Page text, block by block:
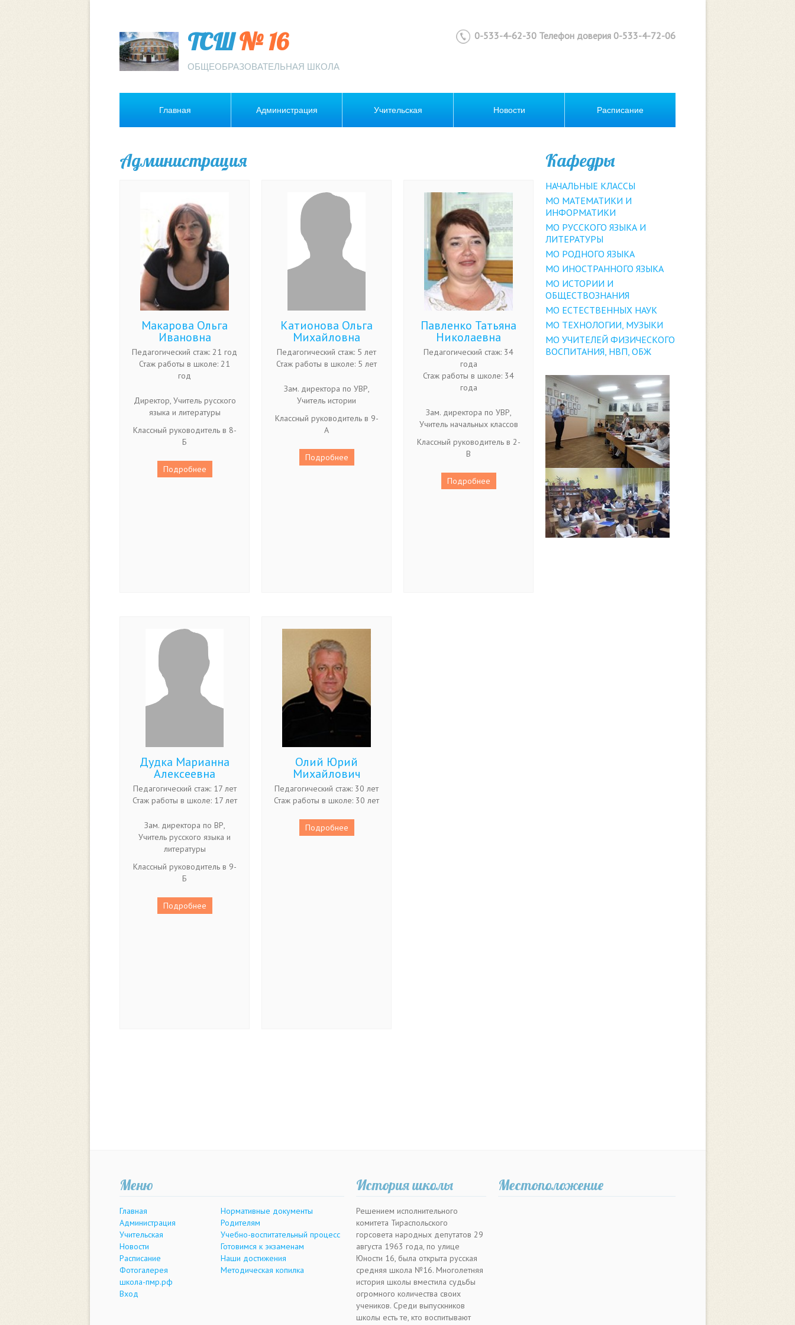
ТСШ№ 16
ОБЩЕОБРАЗОВАТЕЛЬНАЯ ШКОЛА
0-533-4-62-30 Телефон доверия 0-533-4-72-06
Главная Администрация Учительская Новости Расписание
Администрация
Макарова Ольга
Ивановна
Педагогический стаж: 21 год
Стаж работы в школе: 21
год
Директор, Учитель русского
языка и литературы
Классный руководитель в 8-
Б
Подробнее
Катионова Ольга
Михайловна
Педагогический стаж: 5 лет
Стаж работы в школе: 5 лет
Зам. директора по УВР,
Учитель истории
Классный руководитель в 9-
А
Подробнее
Павленко Татьяна
Николаевна
Педагогический стаж: 34
года
Стаж работы в школе: 34
года
Зам. директора по УВР,
Учитель начальных классов
Классный руководитель в 2-
В
Подробнее
Дудка Марианна
Алексеевна
Педагогический стаж: 17 лет
Стаж работы в школе: 17 лет
Зам. директора по ВР,
Учитель русского языка и
литературы
Классный руководитель в 9-
Б
Подробнее
Олий Юрий
Михайлович
Педагогический стаж: 30 лет
Стаж работы в школе: 30 лет
Подробнее
Кафедры
НАЧАЛЬНЫЕ КЛАССЫ
МО МАТЕМАТИКИ И
ИНФОРМАТИКИ
МО РУССКОГО ЯЗЫКА И
ЛИТЕРАТУРЫ
МО РОДНОГО ЯЗЫКА
МО ИНОСТРАННОГО ЯЗЫКА
МО ИСТОРИИ И
ОБЩЕСТВОЗНАНИЯ
МО ЕСТЕСТВЕННЫХ НАУК
МО ТЕХНОЛОГИИ, МУЗЫКИ
МО УЧИТЕЛЕЙ ФИЗИЧЕСКОГО
ВОСПИТАНИЯ, НВП, ОБЖ
Меню
Главная
Администрация
Учительская
Новости
Расписание
Фотогалерея
школа-пмр.рф
Вход
Нормативные документы
Родителям
Учебно-воспитательный процесс
Готовимся к экзаменам
Наши достижения
Методическая копилка
История школы
Решением исполнительного
комитета Тираспольского
горсовета народных депутатов 29
августа 1963 года, по улице
Юности 16, была открыта русская
средняя школа №16. Многолетняя
история школы вместила судьбы
огромного количества своих
учеников. Среди выпускников
школы есть те, кто воспитывают
Местоположение